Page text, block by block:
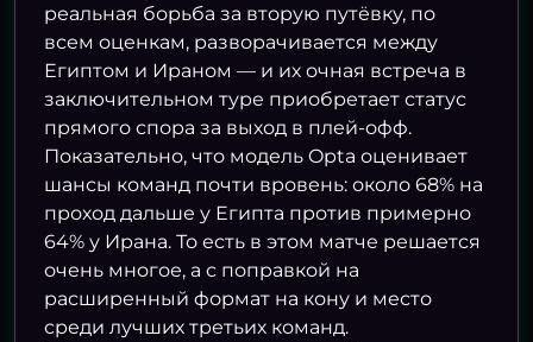
реальная борьба за вторую путёвку, по
всем оценкам, разворачивается между
Египтом и Ираном — и их очная встреча в
заключительном туре приобретает статус
прямого спора за выход в плей-офф.
Показательно, что модель Opta оценивает
шансы команд почти вровень: около 68% на
проход дальше у Египта против примерно
64% у Ирана. То есть в этом матче решается
очень многое, а с поправкой на
расширенный формат на кону и место
среди лучших третьих команд.